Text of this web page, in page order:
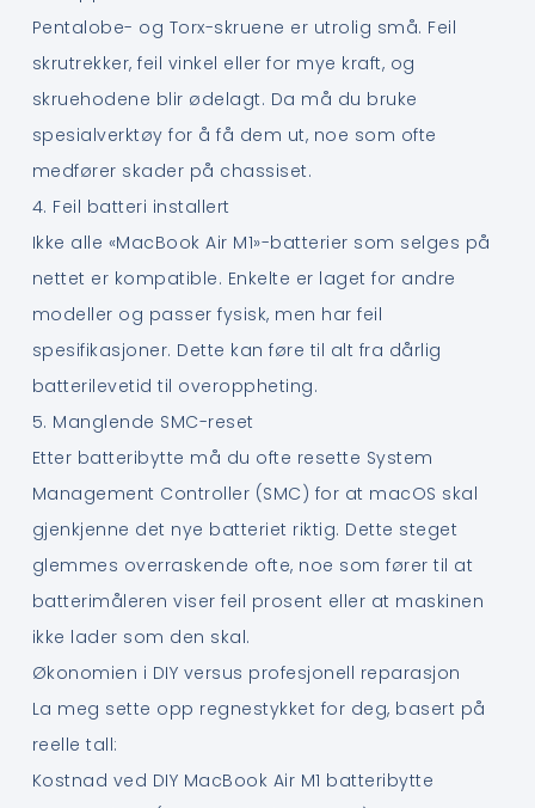
Pentalobe- og Torx-skruene er utrolig små. Feil
skrutrekker, feil vinkel eller for mye kraft, og
skruehodene blir ødelagt. Da må du bruke
spesialverktøy for å få dem ut, noe som ofte
medfører skader på chassiset.
4. Feil batteri installert
Ikke alle «MacBook Air M1»-batterier som selges på
nettet er kompatible. Enkelte er laget for andre
modeller og passer fysisk, men har feil
spesifikasjoner. Dette kan føre til alt fra dårlig
batterilevetid til overoppheting.
5. Manglende SMC-reset
Etter batteribytte må du ofte resette System
Management Controller (SMC) for at macOS skal
gjenkjenne det nye batteriet riktig. Dette steget
glemmes overraskende ofte, noe som fører til at
batterimåleren viser feil prosent eller at maskinen
ikke lader som den skal.
Økonomien i DIY versus profesjonell reparasjon
La meg sette opp regnestykket for deg, basert på
reelle tall:
Kostnad ved DIY MacBook Air M1 batteribytte